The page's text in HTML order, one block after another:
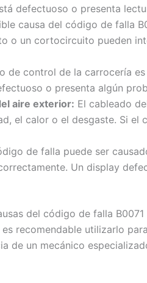
defectuoso o presenta
causa del código de falla
o un cortocircuito pueden
de control de la carrocería
o presenta algún
aire exterior: El cableado
el calor o el desgaste. Si
de falla puede ser
Un display
del código de falla
recomendable utilizarlo
de un mecánico